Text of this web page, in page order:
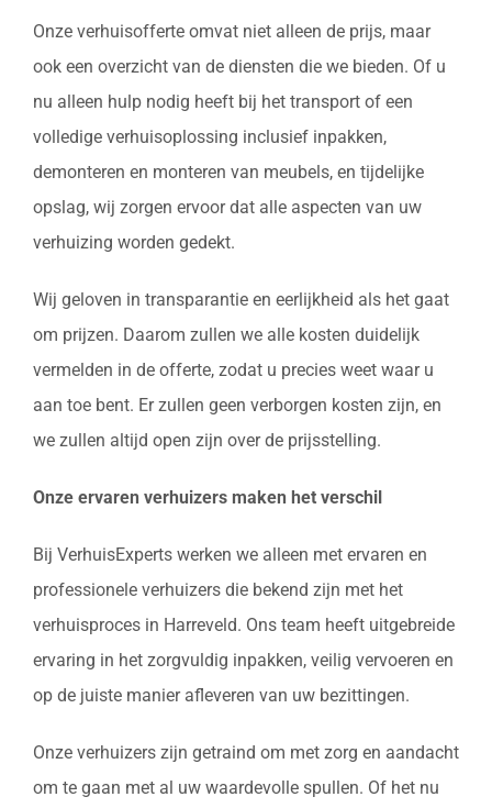
Onze verhuisofferte omvat niet alleen de prijs, maar
ook een overzicht van de diensten die we bieden. Of u
nu alleen hulp nodig heeft bij het transport of een
volledige verhuisoplossing inclusief inpakken,
demonteren en monteren van meubels, en tijdelijke
opslag, wij zorgen ervoor dat alle aspecten van uw
verhuizing worden gedekt.
Wij geloven in transparantie en eerlijkheid als het gaat
om prijzen. Daarom zullen we alle kosten duidelijk
vermelden in de offerte, zodat u precies weet waar u
aan toe bent. Er zullen geen verborgen kosten zijn, en
we zullen altijd open zijn over de prijsstelling.
Onze ervaren verhuizers maken het verschil
Bij VerhuisExperts werken we alleen met ervaren en
professionele verhuizers die bekend zijn met het
verhuisproces in Harreveld. Ons team heeft uitgebreide
ervaring in het zorgvuldig inpakken, veilig vervoeren en
op de juiste manier afleveren van uw bezittingen.
Onze verhuizers zijn getraind om met zorg en aandacht
om te gaan met al uw waardevolle spullen. Of het nu